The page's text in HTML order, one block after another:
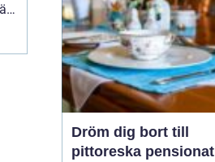
Dröm dig bort till
pittoreska pensionat